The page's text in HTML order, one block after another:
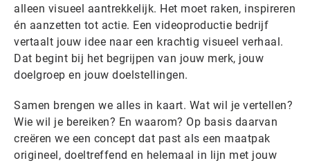
alleen visueel aantrekkelijk. Het moet raken, inspireren
én aanzetten tot actie. Een videoproductie bedrijf
vertaalt jouw idee naar een krachtig visueel verhaal.
Dat begint bij het begrijpen van jouw merk, jouw
doelgroep en jouw doelstellingen.
Samen brengen we alles in kaart. Wat wil je vertellen?
Wie wil je bereiken? En waarom? Op basis daarvan
creëren we een concept dat past als een maatpak
origineel, doeltreffend en helemaal in lijn met jouw